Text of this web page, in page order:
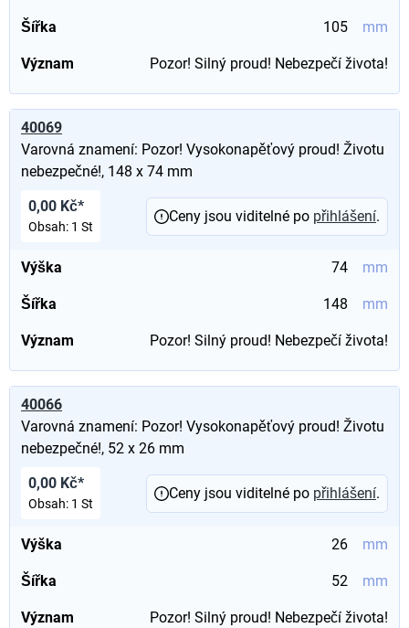
Šířka 105 mm
Význam Pozor! Silný proud! Nebezpečí života!
40069
Varovná znamení: Pozor! Vysokonapěťový proud! Životu
nebezpečné!, 148 x 74 mm
Výška 74 mm
Šířka 148 mm
Význam Pozor! Silný proud! Nebezpečí života!
0,00 Kč*
Obsah: 1 St
Ceny jsou viditelné po přihlášení.
40066
Varovná znamení: Pozor! Vysokonapěťový proud! Životu
nebezpečné!, 52 x 26 mm
Výška 26 mm
Šířka 52 mm
Význam Pozor! Silný proud! Nebezpečí života!
0,00 Kč*
Obsah: 1 St
Ceny jsou viditelné po přihlášení.